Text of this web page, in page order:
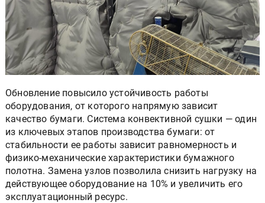
Обновление повысило устойчивость работы
оборудования, от которого напрямую зависит
качество бумаги. Система конвективной сушки — один
из ключевых этапов производства бумаги: от
стабильности ее работы зависит равномерность и
физико-механические характеристики бумажного
полотна. Замена узлов позволила снизить нагрузку на
действующее оборудование на 10% и увеличить его
эксплуатационный ресурс.